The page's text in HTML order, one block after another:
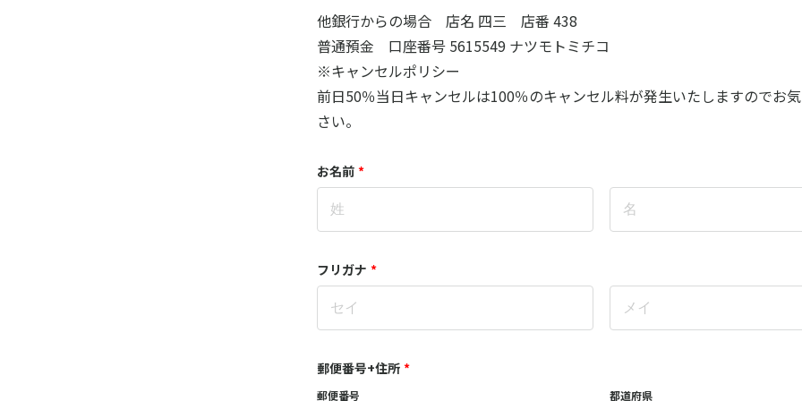
他銀行からの場合 店名 四三 店番 438
普通預金 口座番号 5615549 ナツモトミチコ
※キャンセルポリシー
前日50％当日キャンセルは100％のキャンセル料が発生いたしますのでお
さい。
お名前 *
フリガナ *
郵便番号+住所 *
郵便番号 都道府県